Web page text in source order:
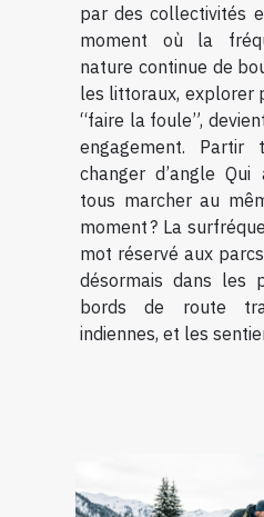
par des collectivités
moment où la
nature continue de
les littoraux, explorer
“faire la foule”,
engagement.
changer d’angle
tous marcher au
moment ? La
mot réservé aux
désormais dans les
bords de route
indiennes, et les